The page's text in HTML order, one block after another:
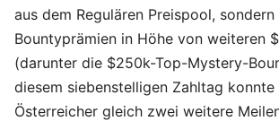
aus dem Regulären Preispool, sondern
Bountyprämien in Höhe von weiteren
(darunter die $250k-Top-Mystery-
diesem siebenstelligen Zahltag konnte
Österreicher gleich zwei weitere